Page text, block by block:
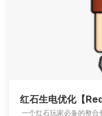
红石生电优化【
一个红石玩家必备的整